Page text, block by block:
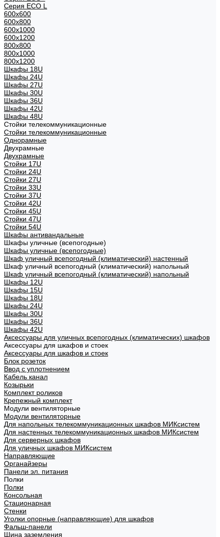
Серия ECO L
600x600
600x800
600х1000
600х1200
800x800
800х1000
800х1200
Шкафы 18U
Шкафы 24U
Шкафы 27U
Шкафы 30U
Шкафы 36U
Шкафы 42U
Шкафы 48U
Стойки телекоммуникационные
Стойки телекоммуникационные
Однорамные
Двухрамные
Двухрамные
Стойки 17U
Стойки 24U
Стойки 27U
Стойки 33U
Стойки 37U
Стойки 42U
Стойки 45U
Стойки 47U
Стойки 54U
Шкафы антивандальные
Шкафы уличные (всепогодные)
Шкафы уличные (всепогодные)
Шкаф уличный всепогодный (климатический) настенный
Шкаф уличный всепогодный (климатический) напольный
Шкаф уличный всепогодный (климатический) напольный
Шкафы 12U
Шкафы 15U
Шкафы 18U
Шкафы 24U
Шкафы 30U
Шкафы 36U
Шкафы 42U
Аксессуары для уличных всепогодных (климатических) шкафов
Аксессуары для шкафов и стоек
Аксессуары для шкафов и стоек
Блок розеток
Ввод с уплотнением
Кабель канал
Козырьки
Комплект роликов
Крепежный комплект
Модули вентиляторные
Модули вентиляторные
Для напольных телекоммуникационных шкафов МИКсистем
Для настенных телекоммуникационных шкафов МИКсистем
Для серверных шкафов
Для уличных шкафов МИКсистем
Направляющие
Органайзеры
Панели эл. питания
Полки
Полки
Консольная
Стационарная
Стенки
Уголки опорные (направляющие) для шкафов
Фальш-панели
Шина заземления